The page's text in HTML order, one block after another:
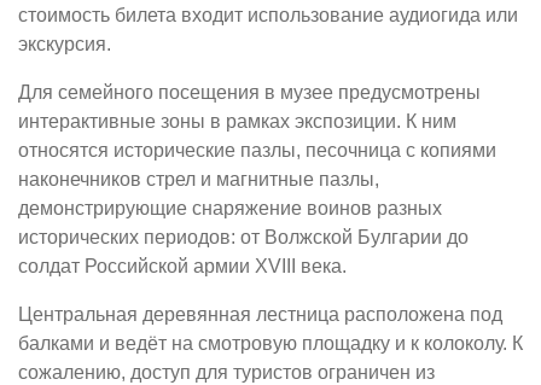
стоимость билета входит использование аудиогида или
экскурсия.
Для семейного посещения в музее предусмотрены
интерактивные зоны в рамках экспозиции. К ним
относятся исторические пазлы, песочница с копиями
наконечников стрел и магнитные пазлы,
демонстрирующие снаряжение воинов разных
исторических периодов: от Волжской Булгарии до
солдат Российской армии XVIII века.
Центральная деревянная лестница расположена под
балками и ведёт на смотровую площадку и к колоколу. К
сожалению, доступ для туристов ограничен из